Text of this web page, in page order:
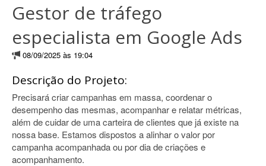
Gestor de tráfego
especialista em Google Ads
08/09/2025 às 19:04
Descrição do Projeto:
Precisará criar campanhas em massa, coordenar o
desempenho das mesmas, acompanhar e relatar métricas,
além de cuidar de uma carteira de clientes que já existe na
nossa base. Estamos dispostos a alinhar o valor por
campanha acompanhada ou por dia de criações e
acompanhamento.